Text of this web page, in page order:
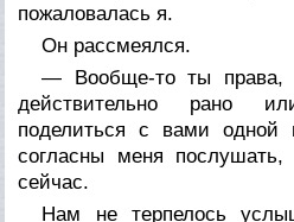
пожаловалась я.
Он рассмеялся.
— Вообще-то ты
действительно рано
поделиться с вами
согласны меня
сейчас.
Нам не терпелось